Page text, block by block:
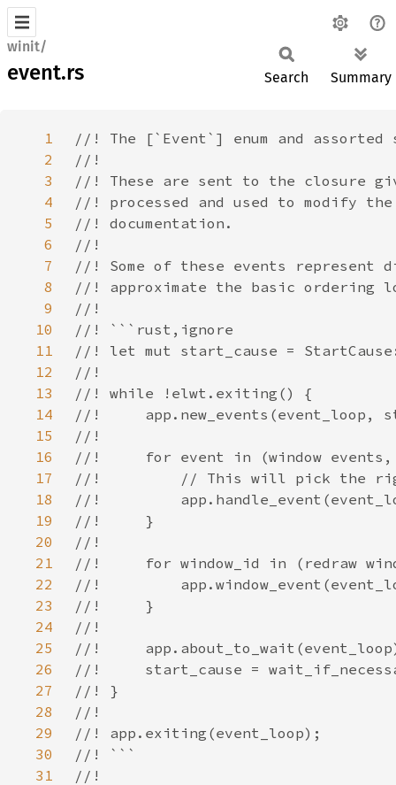
winit/
event.rs Search Summary
1
2
3
4
5
6
7
8
9
10
11
12
13
14
15
16
17
18
19
20
21
22
23
24
25
26
27
28
29
30
31